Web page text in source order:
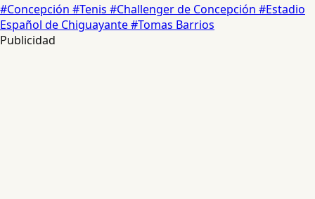
#Concepción #Tenis #Challenger de Concepción #Estadio
Español de Chiguayante#Tomas Barrios
Publicidad